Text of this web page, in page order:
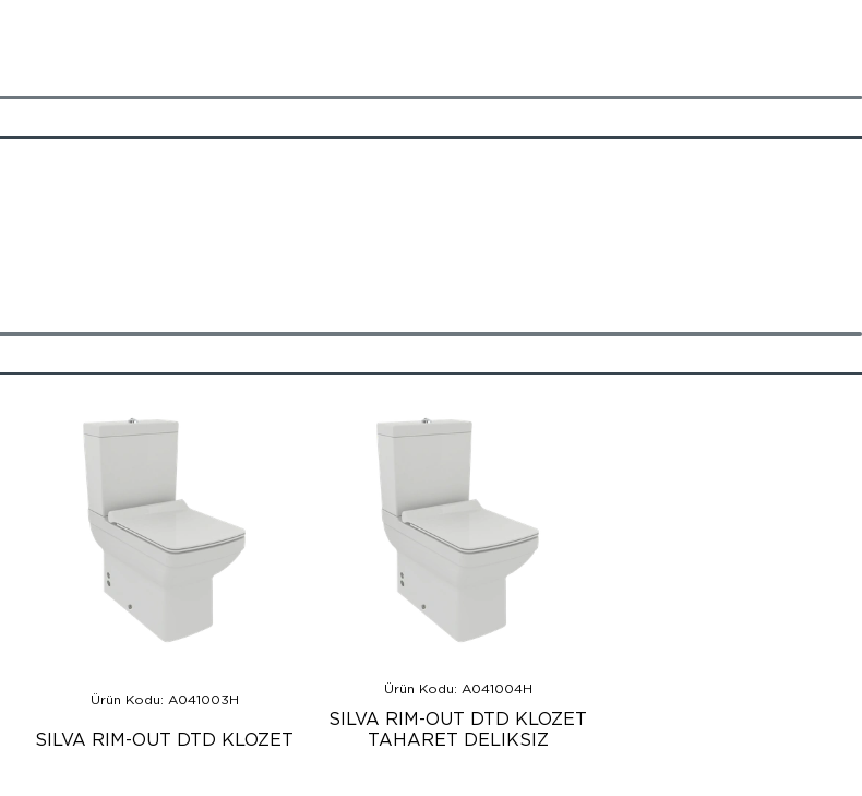
Ürün Kodu: A041003H
SILVA RIM-OUT DTD KLOZET
Ürün Kodu: A041004H
SILVA RIM-OUT DTD KLOZET
TAHARET DELIKSIZ